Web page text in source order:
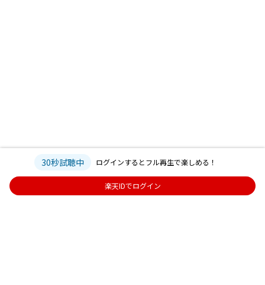
30秒試聴中 ログインするとフル再生で楽しめる！
楽天IDでログイン